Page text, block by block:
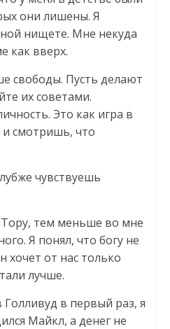
они лишены. Я
нищете. Мне некуда
как вверх.
свободы. Пусть делают
их советами.
Это как игра в
и смотришь, что
чувствуешь
тем меньше во мне
Я понял, что богу не
от нас только
лучше.
в первый раз, я
Майкл, а денег не